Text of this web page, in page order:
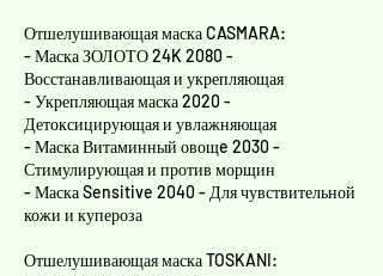
Отшелушивающая маска CASMARA:
- Маска ЗОЛОТО 24K 2080 -
Восстанавливающая и укрепляющая
- Укрепляющая маска 2020 -
Детоксицирующая и увлажняющая
- Маска Витаминный овощe 2030 -
Стимулирующая и против морщин
- Маска Sensitive 2040 - Для чувствительной
кожи и купероза
Отшелушивающая маска TOSKANI: